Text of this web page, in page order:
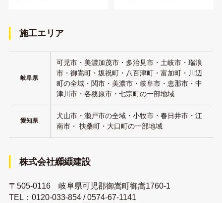
施工エリア
岐阜県
可児市・美濃加茂市・多治見市・土岐市・瑞浪
市・御嵩町・坂祝町・八百津町・富加町・川辺
町の全域・関市・美濃市・岐阜市・恵那市・中
津川市・各務原市・七宗町の一部地域
愛知県
犬山市・瀬戸市の全域・小牧市・春日井市・江
南市・ 扶桑町・大口町の一部地域
株式会社纐纈建設
〒505-0116 岐阜県可児郡御嵩町御嵩1760-1
TEL： 0120-033-854/0574-67-1141